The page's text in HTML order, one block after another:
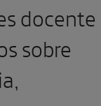
docente
sobre